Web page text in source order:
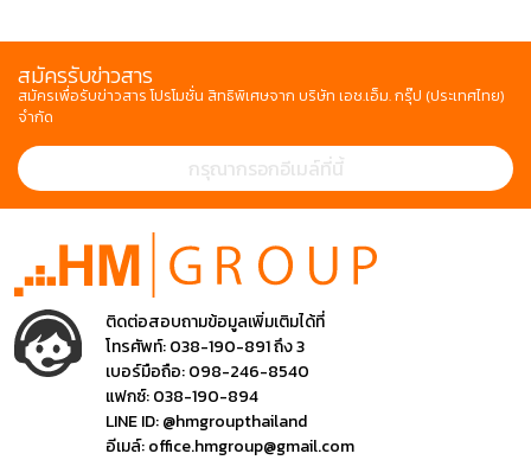
สมัครรับข่าวสาร
สมัครเพื่อรับข่าวสาร โปรโมชั่น สิทธิพิเศษจาก บริษัท เอช.เอ็ม. กรุ๊ป (ประเทศไทย)
จำกัด
ติดต่อสอบถามข้อมูลเพิ่มเติมได้ที่
โทรศัพท์:038-190-891 ถึง 3
เบอร์มือถือ:098-246-8540
แฟกซ์:038-190-894
LINE ID:@hmgroupthailand
อีเมล์:office.hmgroup@gmail.com